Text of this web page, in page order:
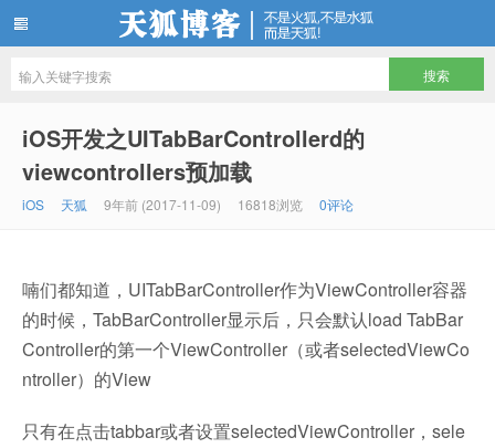
iOS开发之UITabBarControllerd的
viewcontrollers预加载
iOS 天狐 9年前 (2017-11-09) 16818浏览 0评论
喃们都知道，UITabBarController作为ViewController容器
的时候，TabBarController显示后，只会默认load TabBar
Controller的第一个ViewController（或者selectedViewCo
ntroller）的View
只有在点击tabbar或者设置selectedViewController，sele